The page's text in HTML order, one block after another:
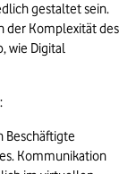
gestaltet sein.
der Komplexität des
wie Digital
Beschäftigte
Kommunikation